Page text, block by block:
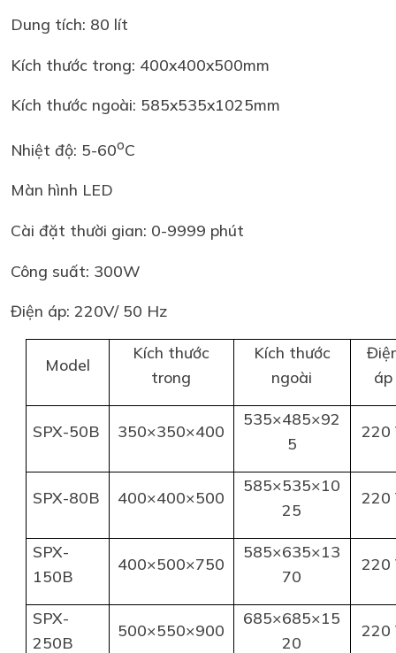
Dung tích: 80 lít
Kích thước trong: 400x400x500mm
Kích thước ngoài: 585x535x1025mm
Nhiệt độ: 5-60oC
Màn hình LED
Cài đặt thười gian: 0-9999 phút
Công suất: 300W
Điện áp: 220V/ 50 Hz
Model
Kích thước
trong
Kích thước
ngoài
áp
SPX-50B 350×350×400
535×485×92
5
220
SPX-80B 400×400×500
585×535×10
25
220
SPX-
150B
400×500×750
585×635×13
70
220
SPX-
250B
500×550×900
685×685×15
20
220